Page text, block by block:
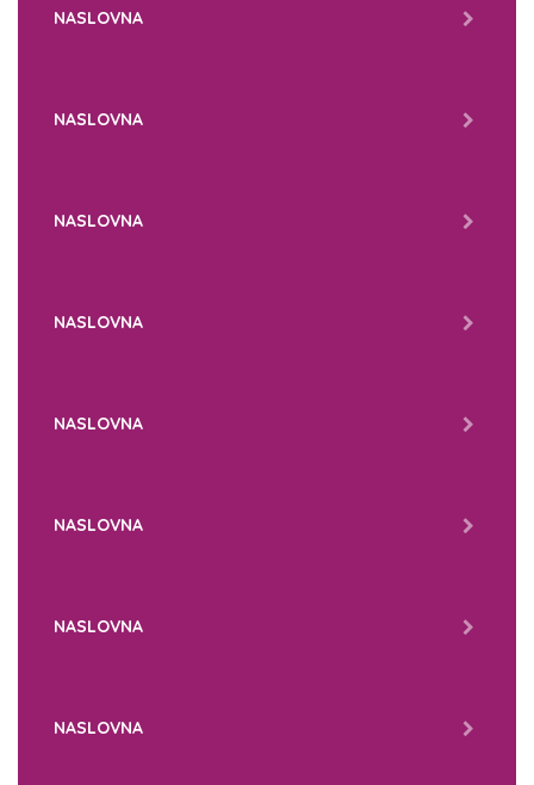
NASLOVNA
NASLOVNA
NASLOVNA
NASLOVNA
NASLOVNA
NASLOVNA
NASLOVNA
NASLOVNA